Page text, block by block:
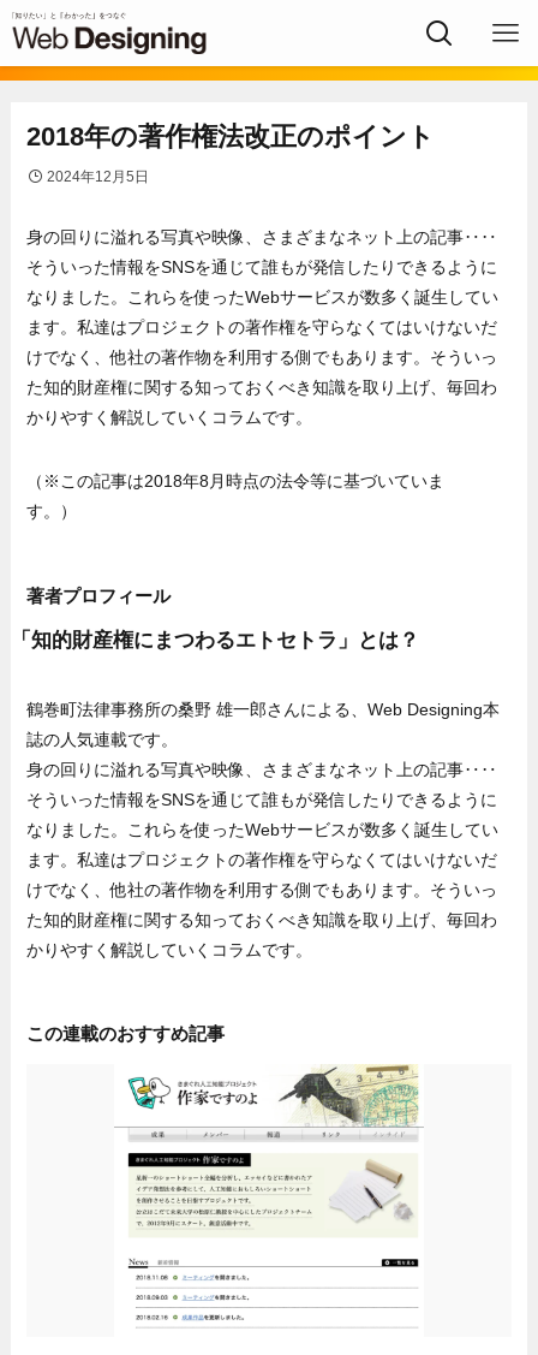
2018年の著作権法改正のポイント
2024年12月5日
身の回りに溢れる写真や映像、さまざまなネット上の記事‥‥
そういった情報をSNSを通じて誰もが発信したりできるように
なりました。これらを使ったWebサービスが数多く誕生してい
ます。私達はプロジェクトの著作権を守らなくてはいけないだ
けでなく、他社の著作物を利用する側でもあります。そういっ
た知的財産権に関する知っておくべき知識を取り上げ、毎回わ
かりやすく解説していくコラムです。
（※この記事は2018年8月時点の法令等に基づいていま
す。）
著者プロフィール
「知的財産権にまつわるエトセトラ」とは？
鶴巻町法律事務所の桑野 雄一郎さんによる、Web Designing本
誌の人気連載です。
身の回りに溢れる写真や映像、さまざまなネット上の記事‥‥
そういった情報をSNSを通じて誰もが発信したりできるように
なりました。これらを使ったWebサービスが数多く誕生してい
ます。私達はプロジェクトの著作権を守らなくてはいけないだ
けでなく、他社の著作物を利用する側でもあります。そういっ
た知的財産権に関する知っておくべき知識を取り上げ、毎回わ
かりやすく解説していくコラムです。
この連載のおすすめ記事